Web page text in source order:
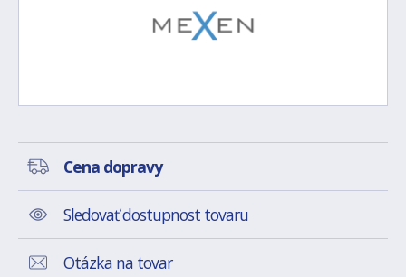
Cena dopravy
Sledovať dostupnost tovaru
Otázka na tovar